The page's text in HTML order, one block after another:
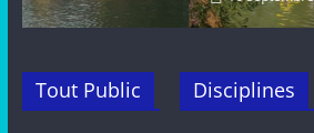
Tout Public Disciplines